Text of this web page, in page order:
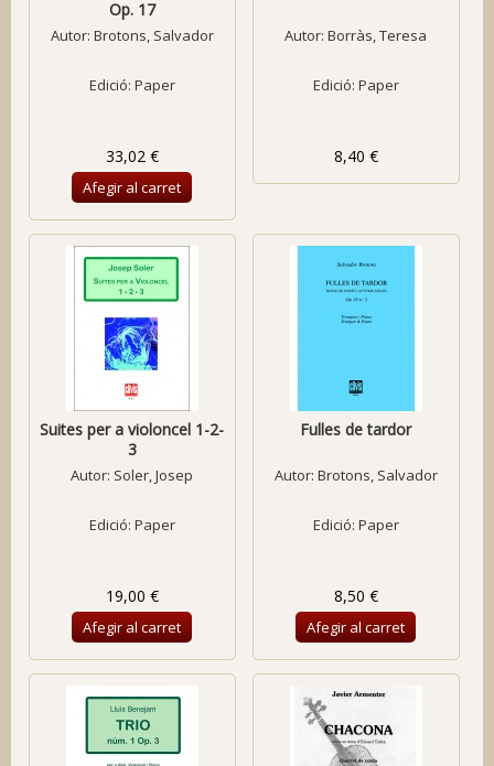
Op. 17
Autor: Brotons, Salvador
Edició: Paper
33,02 €
Afegir al carret
Autor:Borràs, Teresa
Edició: Paper
8,40 €
Suites per a violoncel 1-2-
3
Autor: Soler, Josep
Edició: Paper
19,00 €
Afegir al carret
Fulles de tardor
Autor: Brotons, Salvador
Edició: Paper
8,50 €
Afegir al carret